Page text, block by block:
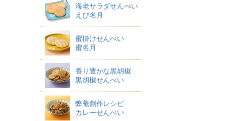
海老サラダせんべい
えび名月
蜜掛けせんべい
蜜名月
香り豊かな黒胡椒
黒胡椒せんべい
弊菴創作レシピ
カレーせんべい